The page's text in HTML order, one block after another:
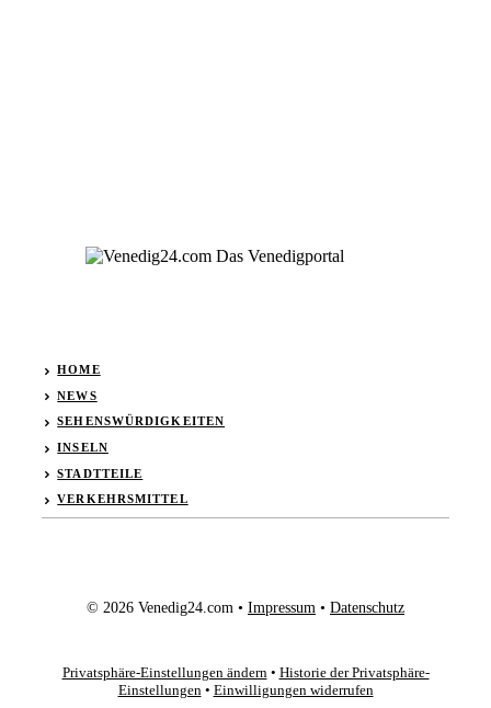
HOME
NEWS
SEHENSWÜRDIGKEITEN
INSELN
STADTTEILE
VERKEHRSMITTEL
© 2026 Venedig24.com • Impressum • Datenschutz
Privatsphäre-Einstellungen ändern • Historie der Privatsphäre-
Einstellungen • Einwilligungen widerrufen